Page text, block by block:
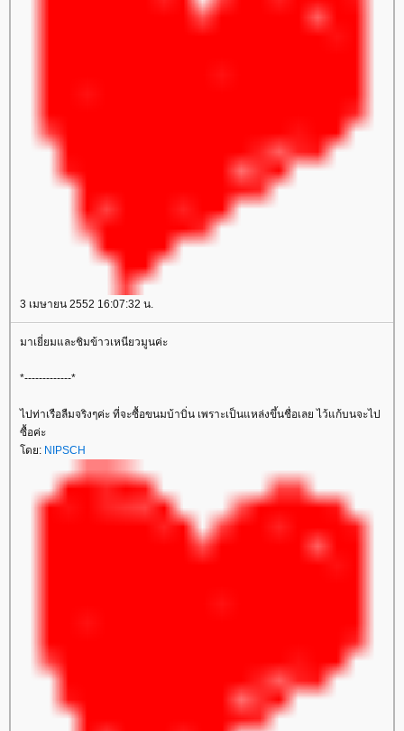
3 เมษายน 2552 16:07:32 น.
มาเยี่ยมและชิมข้าวเหนียวมูนค่ะ
*-------------*
ไปท่าเรือลืมจริงๆค่ะ ที่จะซื้อขนมบ้าบิ่น เพราะเป็นแหล่งขึ้นชื่อเลย ไว้แก้บนจะไป
ซื้อค่ะ
ดย: NIPSCH